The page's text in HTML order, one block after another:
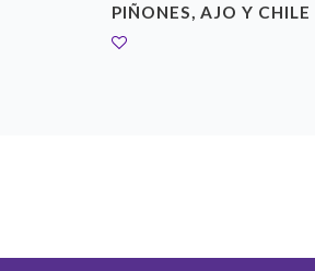
PIÑONES, AJO Y CHILE